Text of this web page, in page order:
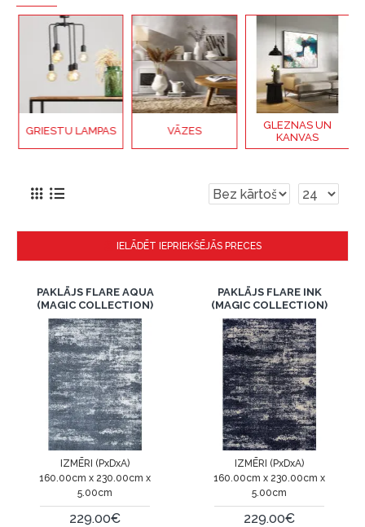
GRIESTU LAMPAS VĀZES
GLEZNAS UN
KANVAS
IELĀDĒT IEPRIEKŠĒJĀS PRECES
PAKLĀJS FLARE AQUA
(MAGIC COLLECTION)
IZMĒRI (PxDxA)
160.00cm x 230.00cm x
5.00cm
229.00€
PAKLĀJS FLARE INK
(MAGIC COLLECTION)
IZMĒRI (PxDxA)
160.00cm x 230.00cm x
5.00cm
229.00€